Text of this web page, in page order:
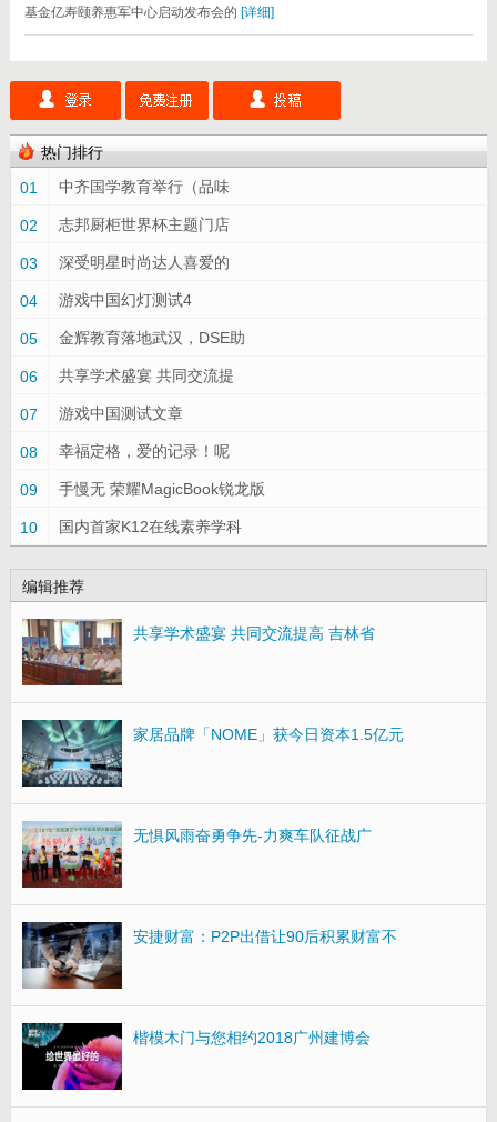
基金亿寿颐养惠军中心启动发布会的 [详细]
热门排行
01
中齐国学教育举行（品味
02 志邦厨柜世界杯主题门店
03 深受明星时尚达人喜爱的
04 游戏中国幻灯测试4
05 金辉教育落地武汉，DSE助
06 共享学术盛宴 共同交流提
07 游戏中国测试文章
08 幸福定格，爱的记录！呢
09 手慢无 荣耀MagicBook锐龙版
10 国内首家K12在线素养学科
编辑推荐
共享学术盛宴 共同交流提高 吉林省
家居品牌「NOME」获今日资本1.5亿元
无惧风雨奋勇争先-力爽车队征战广
安捷财富：P2P出借让90后积累财富不
楷模木门与您相约2018广州建博会